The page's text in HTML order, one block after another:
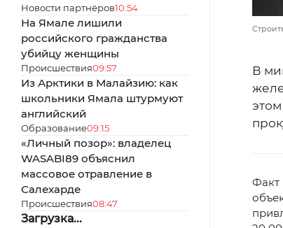
Новости партнёров10:54
На Ямале лишили
российского гражданства
убийцу женщины
Происшествия09:57
Из Арктики в Малайзию: как
школьники Ямала штурмуют
английский
Образование09:15
«Личный позор»: владелец
WASABI89 объяснил
массовое отравление в
Салехарде
Происшествия08:47
Загрузка...
В
Факт